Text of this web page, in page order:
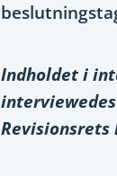
Indholdet i
Revisionsrets